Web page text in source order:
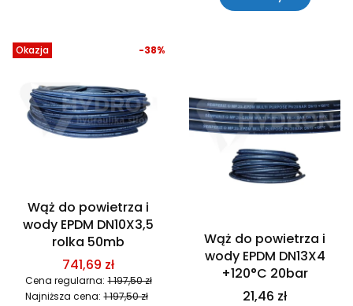
Okazja
Wąż do powietrza i
wody EPDM DN10X3,5
rolka 50mb
741,69 zł
Cena regularna: 1 197,50 zł
-38%
Najniższa cena: 1 197,50 zł
Wąż do powietrza i
wody EPDM DN13X4
+120°C 20bar
21,46 zł